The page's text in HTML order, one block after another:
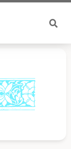
تخطي
المحتوى